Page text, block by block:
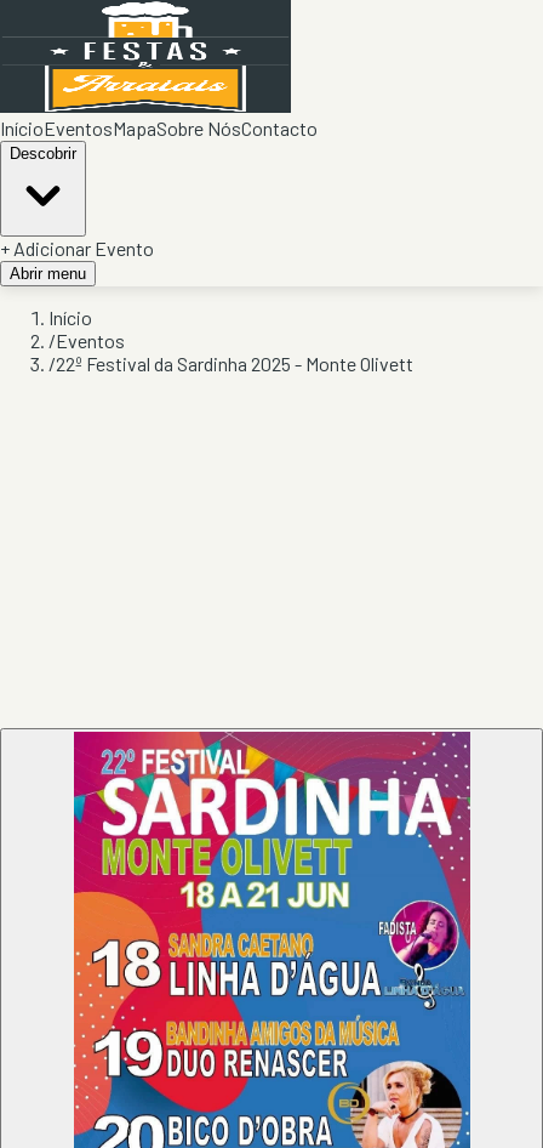
InícioEventosMapaSobre NósContacto
Descobrir
+ Adicionar Evento
Abrir menu
Início
/Eventos
/22º Festival da Sardinha 2025 - Monte Olivett